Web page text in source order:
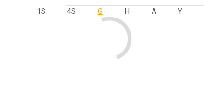
1S
4S G H A Y